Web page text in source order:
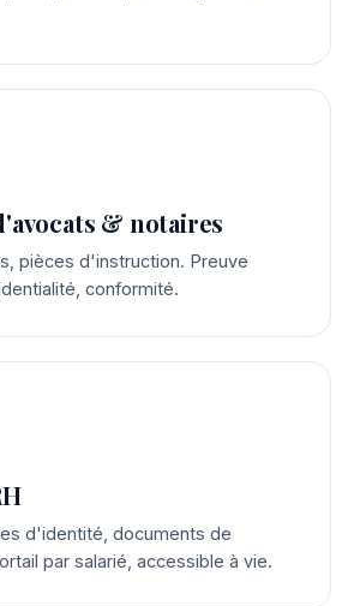
& notaires
pièces d'instruction. Preuve
conformité.
d'identité, documents de
par salarié, accessible à vie.